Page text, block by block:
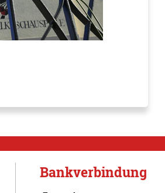
Bankverbindung